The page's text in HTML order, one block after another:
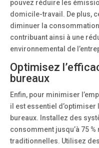
pouvez réduire les
domicile-travail. De plus,
diminuer la
contribuant ainsi à une
environnemental de
Optimisez
bureaux
Enfin, pour minimiser
il est essentiel d’optimiser
bureaux. Installez des
consomment jusqu’à 75
traditionnelles. Utilisez